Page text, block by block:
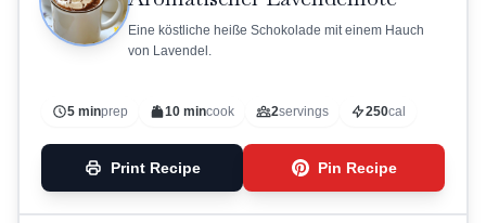
Eine köstliche heiße Schokolade mit einem Hauch
von Lavendel.
5 minprep 10 mincook 2servings 250cal
Print Recipe Pin Recipe